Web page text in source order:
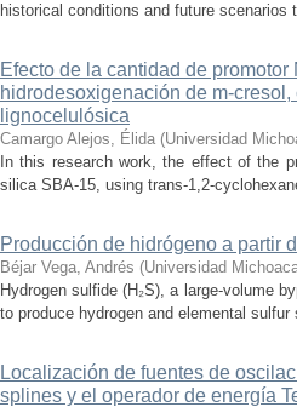
historical conditions and future
Efecto de la cantidad de
hidrodesoxigenación de m-
lignocelulósica
Camargo Alejos, Élida (Universidad
In this research work, the effect of the
silica SBA-15, using trans-1,2-
Producción de hidrógeno a partir
Béjar Vega, Andrés (Universidad
Hydrogen sulfide (H₂S), a large-volume
to produce hydrogen and elemental
Localización de fuentes de
splines y el operador de energía